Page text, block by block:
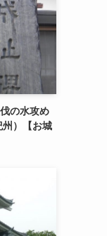
の水攻め
州）【お城